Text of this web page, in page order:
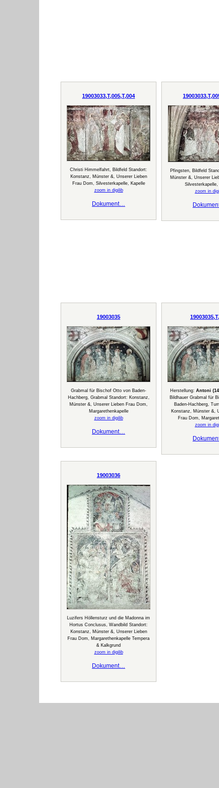
19003033,T,005,T,004
Christi Himmelfahrt, Bildfeld Standort:
Konstanz, Münster &, Unserer Lieben
Frau Dom, Silvesterkapelle, Kapelle
zoom in digilib
Dokument…
Pfingsten, Bildfeld
Münster &, Unserer
Silvesterkapelle,
zoom in
19003035
Grabmal für Bischof Otto von Baden-
Hachberg, Grabmal Standort: Konstanz,
Münster &, Unserer Lieben Frau Dom,
Margarethenkapelle
zoom in digilib
Dokument…
Herstellung: Antoni
Bildhauer Grabmal für
Baden-Hachberg,
Konstanz, Münster &,
Frau Dom,
zoom in
19003036
Luzifers Höllensturz und die Madonna im
Hortus Conclusus, Wandbild Standort:
Konstanz, Münster &, Unserer Lieben
Frau Dom, Margarethenkapelle Tempera
& Kalkgrund
zoom in digilib
Dokument…